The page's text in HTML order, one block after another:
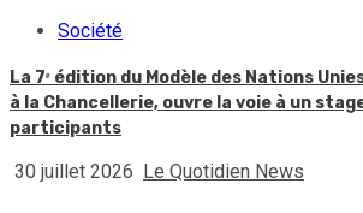
Société
La 7ᵉ édition du Modèle des Nations
à la Chancellerie, ouvre la voie à un
participants
30 juillet 2026 Le Quotidien News